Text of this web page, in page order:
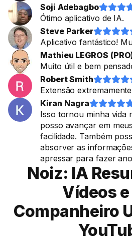
Soji Adebagbo

Ótimo aplicativo de IA.
Steve Parker

Aplicativo fantástico!
Mathieu LEGROS
Muito útil e bem
Robert Smith

Extensão
Kiran Nagra

Isso tornou minha vida
posso avançar em
facilidade. Também
absorver as
apressar para fazer
Noiz: IA
Vídeos e
Companheiro